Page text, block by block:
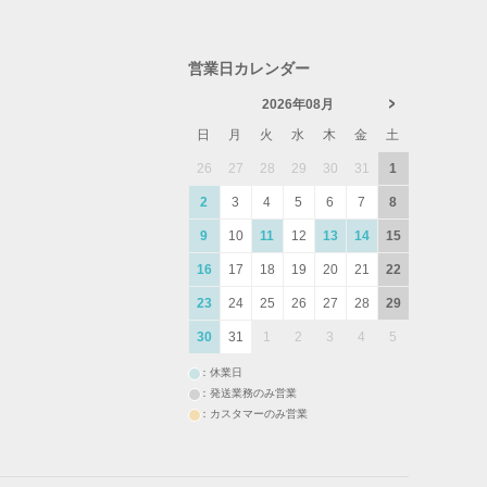
営業日カレンダー
2026年08月
日
月 火 水 木 金 土
26 27 28 29 30 31 1
2 3 4 5 6 7 8
9 10 11 12 13 14 15
16 17 18 19 20 21 22
23 24 25 26 27 28 29
30 31 1 2 3 4 5
：休業日
：発送業務のみ営業
：カスタマーのみ営業